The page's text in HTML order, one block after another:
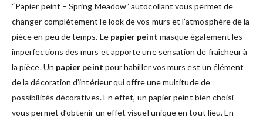
“Papier peint – Spring Meadow” autocollant vous permet de
changer complètement le look de vos murs et l’atmosphère de la
pièce en peu de temps. Le papier peint masque également les
imperfections des murs et apporte une sensation de fraîcheur à
la pièce. Un papier peint pour habiller vos murs est un élément
de la décoration d’intérieur qui offre une multitude de
possibilités décoratives. En effet, un papier peint bien choisi
vous permet d’obtenir un effet visuel unique en tout lieu. En